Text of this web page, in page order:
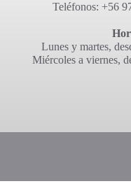
Teléfonos: +56
Lunes y martes,
Miércoles a viernes,